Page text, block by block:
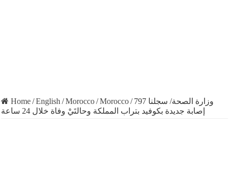
Home/English /Morocco/Morocco/ وزارة الصحة/ سجلنا 797
إصابة جديدة بكوفيد بتراب المملكة وحالتَيْ وفاة خلال 24 ساعة